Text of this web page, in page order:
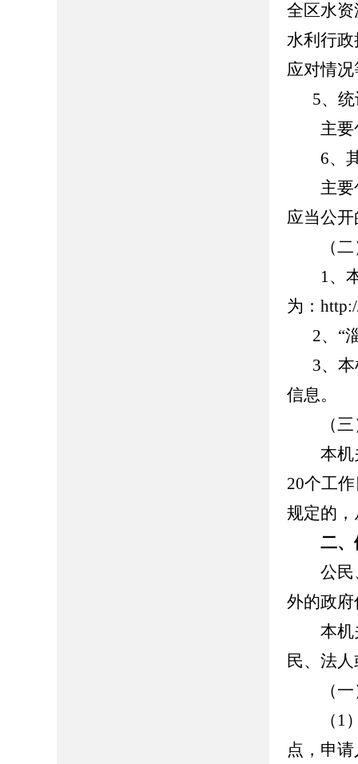
全区水
水利行
应对情
5、
主要包
6、
主要包
应当公
（二
1、本
为：
2、“
3、
信息
（三
本机关
20个工
规定的
二、
公民、
外的政
本机关
民、法
（一
（1）
点，申